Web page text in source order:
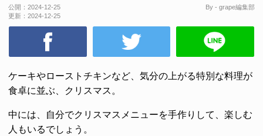
公開： 2024-12-25
更新： 2024-12-25
By - grape編集部
ケーキやローストチキンなど、気分の上がる特別な料理が
食卓に並ぶ、クリスマス。
中には、自分でクリスマスメニューを手作りして、楽しむ
人もいるでしょう。